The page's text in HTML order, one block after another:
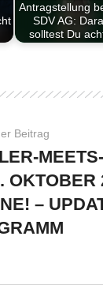
Antragstellung
SDV AG:
solltest Du
Beitrag
OKTOBER
–